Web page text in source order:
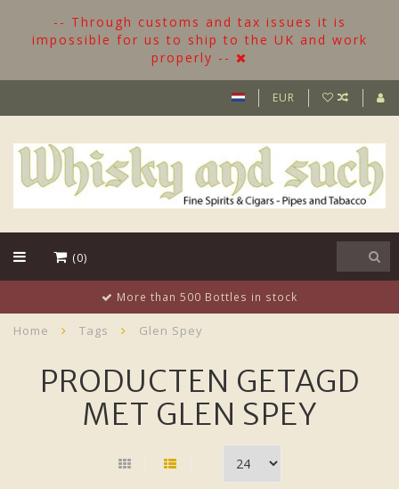
-- Through customs and tax issues it is
impossible for us to ship to the UK and work
properly --
EUR
(0)
More than 500 Bottles in stock
Home Tags Glen Spey
PRODUCTEN GETAGD
MET GLEN SPEY